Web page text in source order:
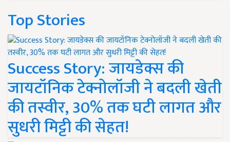
Top Stories
Success Story: जायडेक्स की
जायटॉनिक टेक्नोलॉजी ने बदली खेती
की तस्वीर, 30% तक घटी लागत और
सुधरी मिट्टी की सेहत!